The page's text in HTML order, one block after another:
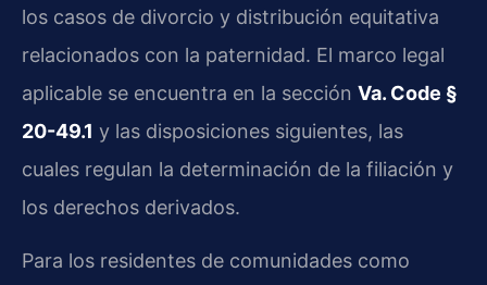
los casos de divorcio y distribución equitativa
relacionados con la paternidad. El marco legal
aplicable se encuentra en la sección Va. Code §
20-49.1 y las disposiciones siguientes, las
cuales regulan la determinación de la filiación y
los derechos derivados.
Para los residentes de comunidades como